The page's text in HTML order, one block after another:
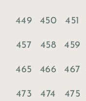
449 450 451
457 458 459
465 466 467
473 474 475